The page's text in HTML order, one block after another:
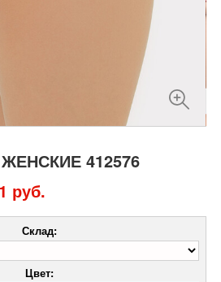
412576
руб.
Склад:
Цвет: